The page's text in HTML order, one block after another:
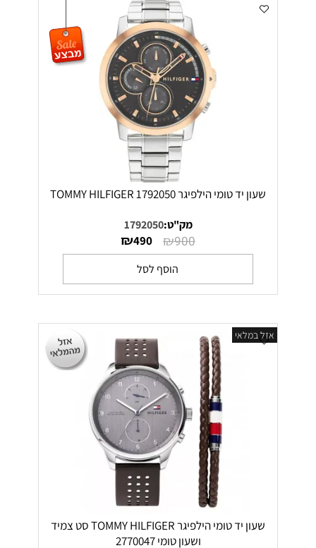
שעון יד טומי הילפיגר TOMMY HILFIGER 1792050
מק"ט:1792050
₪900
₪490
הוסף לסל
אזל במלאי
שעון יד טומי הילפיגר TOMMY HILFIGER סט צמיד
ושעון טומי 2770047